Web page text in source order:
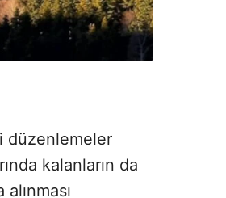
düzenlemeler
kalanların da